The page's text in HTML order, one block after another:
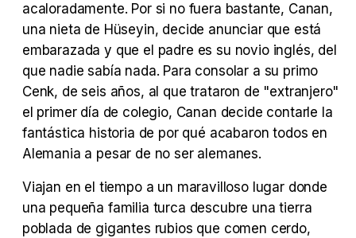
Tráiler en español 'Outcome' (2026)
acaloradamente. Por si no fuera bastante, Canan,
una nieta de Hüseyin, decide anunciar que está
embarazada y que el padre es su novio inglés, del
que nadie sabía nada. Para consolar a su primo
Cenk, de seis años, al que trataron de "extranjero"
el primer día de colegio, Canan decide contarle la
fantástica historia de por qué acabaron todos en
Alemania a pesar de no ser alemanes.
Viajan en el tiempo a un maravilloso lugar donde
una pequeña familia turca descubre una tierra
poblada de gigantes rubios que comen cerdo,